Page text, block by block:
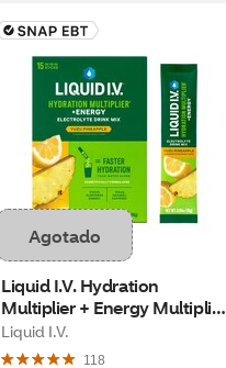
Agotado
Liquid I.V. Hydration
Multiplier + Energy Multiplier,
Yuzu Pineapple, 15 CT
Liquid I.V.
118